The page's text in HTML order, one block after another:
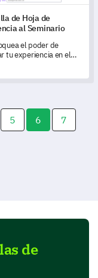
de Hoja de
al Seminario
el poder de
tu experiencia en el
5 6 7
de